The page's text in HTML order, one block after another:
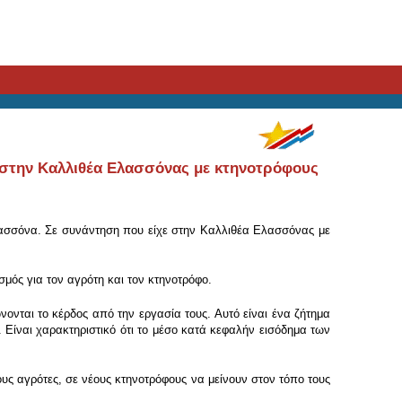
Καλλιθέα Ελασσόνας με κτηνοτρόφους
Σε συνάντηση που είχε στην Καλλιθέα Ελασσόνας με
για τον αγρότη και τον κτηνοτρόφο.
το κέρδος από την εργασία τους. Αυτό είναι ένα ζήτημα
χαρακτηριστικό ότι το μέσο κατά κεφαλήν εισόδημα των
αγρότες, σε νέους κτηνοτρόφους να μείνουν στον τόπο τους